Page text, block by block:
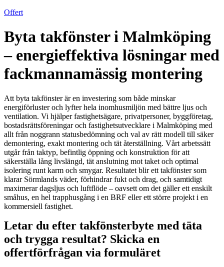
Offert
Byta takfönster i Malmköping
– energieffektiva lösningar med
fackmannamässig montering
Att byta takfönster är en investering som både minskar
energiförluster och lyfter hela inomhusmiljön med bättre ljus och
ventilation. Vi hjälper fastighetsägare, privatpersoner, byggföretag,
bostadsrättsföreningar och fastighetsutvecklare i Malmköping med
allt från noggrann statusbedömning och val av rätt modell till säker
demontering, exakt montering och tät återställning. Vårt arbetssätt
utgår från taktyp, befintlig öppning och konstruktion för att
säkerställa lång livslängd, tät anslutning mot taket och optimal
isolering runt karm och smygar. Resultatet blir ett takfönster som
klarar Sörmlands väder, förhindrar fukt och drag, och samtidigt
maximerar dagsljus och luftflöde – oavsett om det gäller ett enskilt
småhus, en hel trapphusgång i en BRF eller ett större projekt i en
kommersiell fastighet.
Letar du efter takfönsterbyte med täta
och trygga resultat? Skicka en
offertförfrågan via formuläret